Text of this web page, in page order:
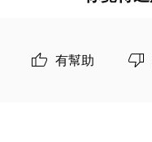
有幫助